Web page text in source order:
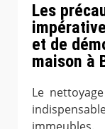
Les
et de
maison à
Le